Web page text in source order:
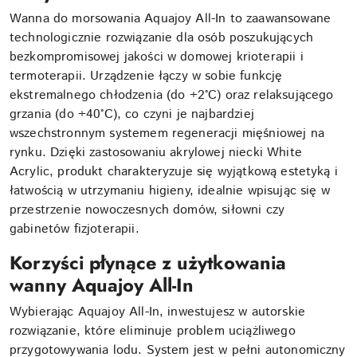
Wanna do morsowania Aquajoy All-In to zaawansowane
technologicznie rozwiązanie dla osób poszukujących
bezkompromisowej jakości w domowej krioterapii i
termoterapii. Urządzenie łączy w sobie funkcję
ekstremalnego chłodzenia (do +2°C) oraz relaksującego
grzania (do +40°C), co czyni je najbardziej
wszechstronnym systemem regeneracji mięśniowej na
rynku. Dzięki zastosowaniu akrylowej niecki White
Acrylic, produkt charakteryzuje się wyjątkową estetyką i
łatwością w utrzymaniu higieny, idealnie wpisując się w
przestrzenie nowoczesnych domów, siłowni czy
gabinetów fizjoterapii.
Korzyści płynące z użytkowania
wanny Aquajoy All-In
Wybierając Aquajoy All-In, inwestujesz w autorskie
rozwiązanie, które eliminuje problem uciążliwego
przygotowywania lodu. System jest w pełni autonomiczny